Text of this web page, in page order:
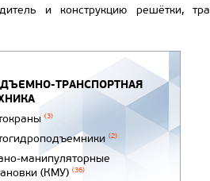
и конструкцию решётки,
ТРАНСПОРТНАЯ
(3)
(2)
манипуляторные
(КМУ) (36)